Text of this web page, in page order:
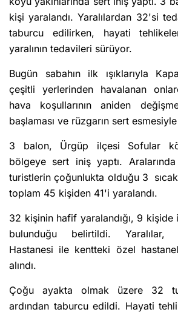
kişi yaralandı. Yaralılardan 32'si
taburcu edilirken, hayati
yaralının tedavileri sürüyor.
Bugün sabahın ilk ışıklarıyla
çeşitli yerlerinden havalanan
hava koşullarının aniden
başlaması ve rüzgarın sert
3 balon, Ürgüp ilçesi Sofular
bölgeye sert iniş yaptı.
turistlerin çoğunlukta olduğu 3
toplam 45 kişiden 41'i yaralandı.
32 kişinin hafif yaralandığı, 9 kişide
bulunduğu belirtildi. Yaralılar,
Hastanesi ile kentteki özel
alındı.
Çoğu ayakta olmak üzere 32
ardından taburcu edildi. Hayati